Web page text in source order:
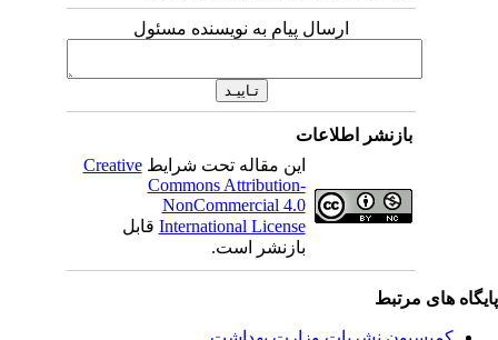
ارسال پیام به نویسنده مسئول
بازنشر اطلاعات
این مقاله تحت شرایطCreative
Commons Attribution-
NonCommercial 4.0
International Licenseقابل
بازنشر است.
های مرتبط